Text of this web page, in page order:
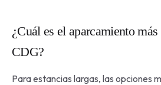
¿Cuál es el aparcamiento
CDG?
Para estancias largas, las opciones